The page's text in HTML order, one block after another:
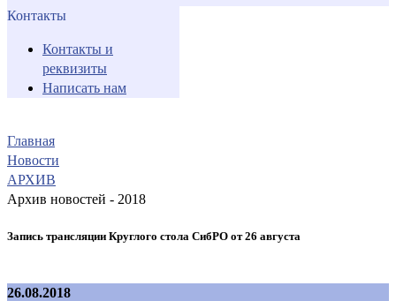
Контакты
Контакты и
реквизиты
Написать нам
Главная
Новости
АРХИВ
Архив новостей - 2018
Запись трансляции Круглого стола СибРО от 26 августа
26.08.2018